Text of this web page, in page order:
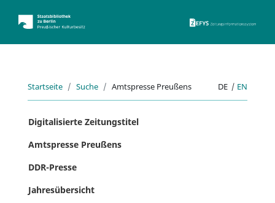
Startseite Suche Amtspresse Preußens DE | EN
Digitalisierte Zeitungstitel
Amtspresse Preußens
DDR-Presse
Jahresübersicht